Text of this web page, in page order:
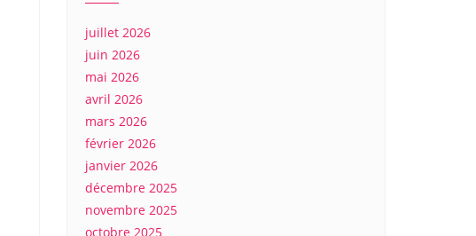
juillet 2026
juin 2026
mai 2026
avril 2026
mars 2026
février 2026
janvier 2026
décembre 2025
novembre 2025
octobre 2025